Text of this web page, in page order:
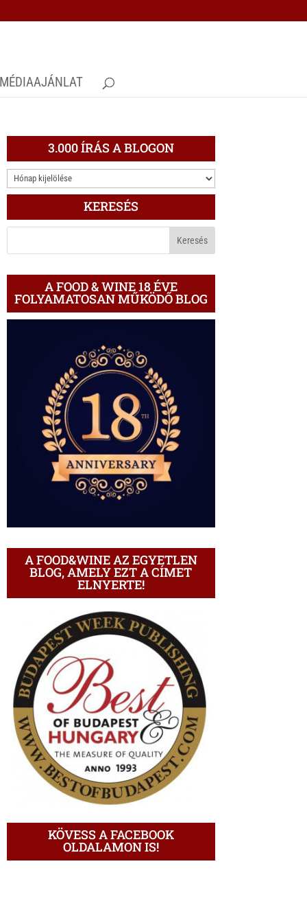
MÉDIAAJÁNLAT
3.000 ÍRÁS A BLOGON
3.000
ÍRÁS
BLOGON
KERESÉS
A FOOD & WINE 18 ÉVE
FOLYAMATOSAN MŰKÖDŐ BLOG
A FOOD&WINE AZ EGYETLEN
BLOG, AMELY EZT A CÍMET
ELNYERTE!
KÖVESS A FACEBOOK
OLDALAMON IS!